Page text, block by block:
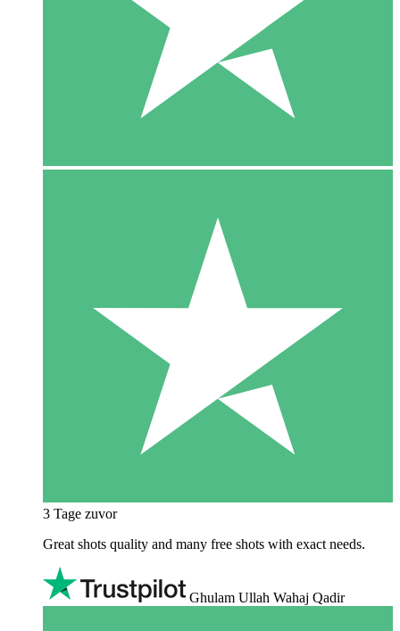
3 Tage zuvor
Great shots quality and many free shots with exact needs.
Ghulam Ullah Wahaj Qadir